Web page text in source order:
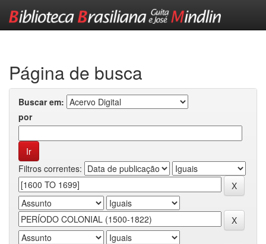
Página de busca
Buscar em:
por
Filtros correntes: